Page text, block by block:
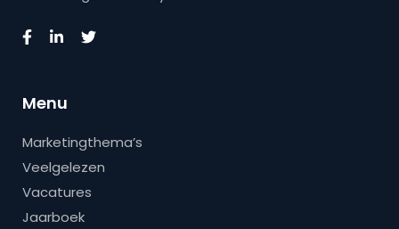
Menu
Marketingthema’s
Veelgelezen
Vacatures
Jaarboek